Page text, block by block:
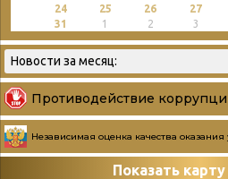
24 25 26 27
31
1 2 3
Противодействие
Независимая оценка качества оказания
Показать